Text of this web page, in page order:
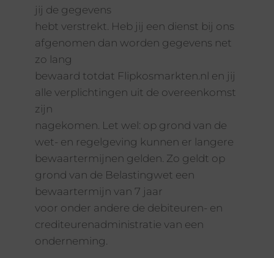
jij de gegevens
hebt verstrekt. Heb jij een dienst bij ons
afgenomen dan worden gegevens net
zo lang
bewaard totdat Flipkosmarkten.nl en jij
alle verplichtingen uit de overeenkomst
zijn
nagekomen. Let wel: op grond van de
wet- en regelgeving kunnen er langere
bewaartermijnen gelden. Zo geldt op
grond van de Belastingwet een
bewaartermijn van 7 jaar
voor onder andere de debiteuren- en
crediteurenadministratie van een
onderneming.